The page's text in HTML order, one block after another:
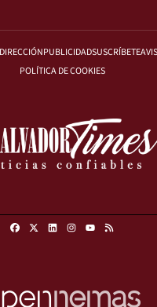
DIRECCIÓNPUBLICIDADSUSCRÍBETE
POLÍTICA DE COOKIES
FacebookLinkedinInstagram